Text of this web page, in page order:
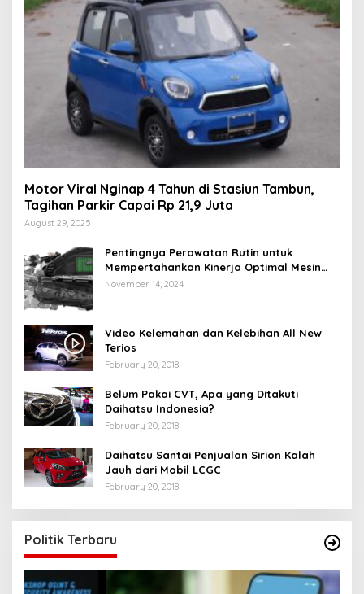
Motor Viral Nginap 4 Tahun di Stasiun Tambun,
Tagihan Parkir Capai Rp 21,9 Juta
August 29, 2025
Pentingnya Perawatan Rutin untuk
Mempertahankan Kinerja Optimal Mesin
Motor Matic Anda
November 14, 2024
Video Kelemahan dan Kelebihan All New
Terios
February 20, 2018
Belum Pakai CVT, Apa yang Ditakuti
Daihatsu Indonesia?
February 20, 2018
Daihatsu Santai Penjualan Sirion Kalah
Jauh dari Mobil LCGC
February 20, 2018
Politik Terbaru